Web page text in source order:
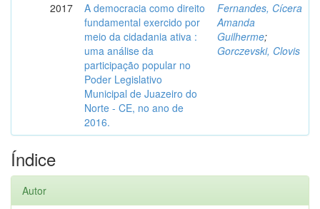
2017
A democracia como direito
fundamental exercido por
meio da cidadania ativa :
uma análise da
participação popular no
Poder Legislativo
Municipal de Juazeiro do
Norte - CE, no ano de
2016.
Fernandes, Cícera
Amanda
Guilherme;
Gorczevski, Clovis
Índice
Autor